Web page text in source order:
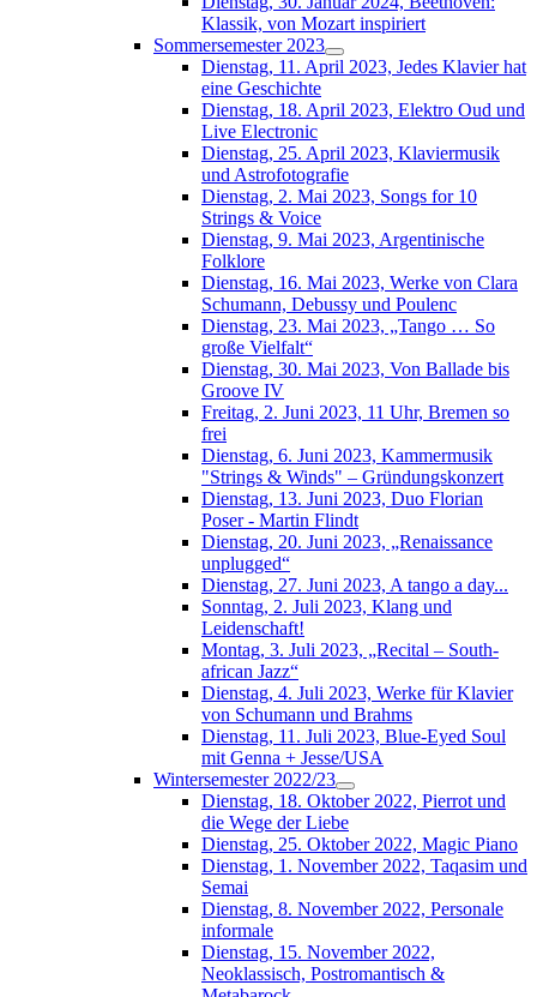
Klassik, von Mozart inspiriert
Sommersemester 2023
Dienstag, 11. April 2023, Jedes Klavier hat
eine Geschichte
Dienstag, 18. April 2023, Elektro Oud und
Live Electronic
Dienstag, 25. April 2023, Klaviermusik
und Astrofotografie
Dienstag, 2. Mai 2023, Songs for 10
Strings & Voice
Dienstag, 9. Mai 2023, Argentinische
Folklore
Dienstag, 16. Mai 2023, Werke von Clara
Schumann, Debussy und Poulenc
Dienstag, 23. Mai 2023, „Tango … So
große Vielfalt“
Dienstag, 30. Mai 2023, Von Ballade bis
Groove IV
Freitag, 2. Juni 2023, 11 Uhr, Bremen so
frei
Dienstag, 6. Juni 2023, Kammermusik
"Strings & Winds" – Gründungskonzert
Dienstag, 13. Juni 2023, Duo Florian
Poser - Martin Flindt
Dienstag, 20. Juni 2023, „Renaissance
unplugged“
Dienstag, 27. Juni 2023, A tango a day...
Sonntag, 2. Juli 2023, Klang und
Leidenschaft!
Montag, 3. Juli 2023, „Recital – South-
african Jazz“
Dienstag, 4. Juli 2023, Werke für Klavier
von Schumann und Brahms
Dienstag, 11. Juli 2023, Blue-Eyed Soul
mit Genna + Jesse/USA
Wintersemester 2022/23
Dienstag, 18. Oktober 2022, Pierrot und
die Wege der Liebe
Dienstag, 25. Oktober 2022, Magic Piano
Dienstag, 1. November 2022, Taqasim und
Semai
Dienstag, 8. November 2022, Personale
informale
Dienstag, 15. November 2022,
Neoklassisch, Postromantisch &